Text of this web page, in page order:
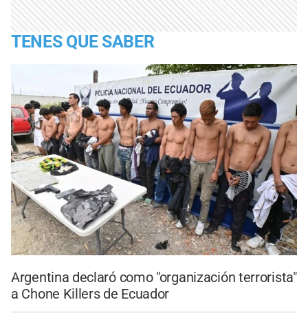
TENES QUE SABER
Argentina declaró como "organización terrorista"
a Chone Killers de Ecuador